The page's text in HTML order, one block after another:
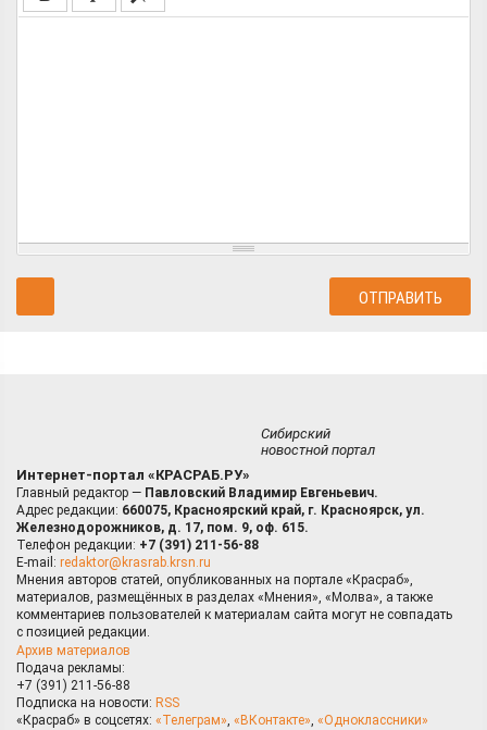
Сибирский
новостной портал
Интернет-портал «КРАСРАБ.РУ»
Главный редактор — Павловский Владимир Евгеньевич.
Адрес редакции: 660075, Красноярский край, г. Красноярск, ул.
Железнодорожников, д. 17, пом. 9, оф. 615.
Телефон редакции: +7 (391) 211-56-88
E-mail: redaktor@krasrab.krsn.ru
Мнения авторов статей, опубликованных на портале «Красраб»,
материалов, размещённых в разделах «Мнения», «Молва», а также
комментариев пользователей к материалам сайта могут не совпадать
с позицией редакции.
Архив материалов
Подача рекламы:
+7 (391) 211-56-88
Подписка на новости: RSS
«Красраб» в соцсетях: «Телеграм», «ВКонтакте», «Одноклассники»